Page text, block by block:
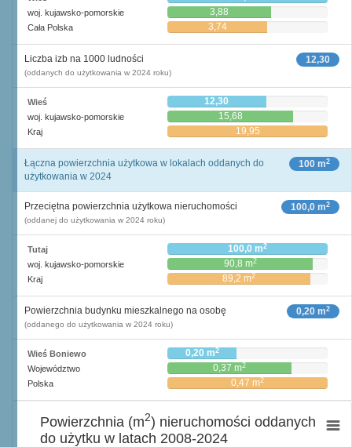
woj. kujawsko-pomorskie 3,88
Cała Polska 3,74
12,30
Liczba izb na 1000 ludności
(oddanych do użytkowania w 2024 roku)
Wieś 12,30
woj. kujawsko-pomorskie 15,68
Kraj 19,95
100 m2
Łączna powierzchnia użytkowa w lokalach oddanych do
użytkowania w 2024
100,0 m2
Przeciętna powierzchnia użytkowa nieruchomości
(oddanej do użytkowania w 2024 roku)
Tutaj 100,0 m2
woj. kujawsko-pomorskie 90,8 m2
Kraj 89,2 m2
0,20 m2
Powierzchnia budynku mieszkalnego na osobę
(oddanego do użytkowania w 2024 roku)
Wieś Boniewo 0,20 m2
Województwo 0,37 m2
Polska 0,47 m2
Powierzchnia (m2) nieruchomości oddanych
do użytku w latach 2008-2024